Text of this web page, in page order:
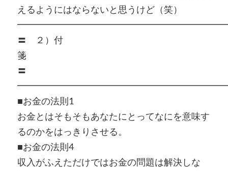
えるようにはならないと思うけど（笑）
〓 ２）付
〓
■お金の法則1
お金とはそもそもあなたにとってなにを意味す
るのかをはっきりさせる。
■お金の法則4
収入がふえただけではお金の問題は解決しな